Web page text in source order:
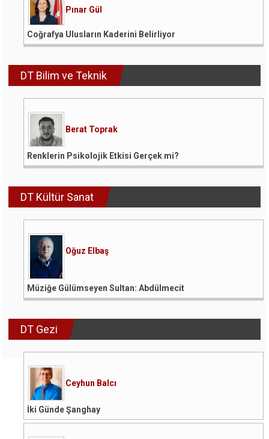
Pınar Gül
Coğrafya Ulusların Kaderini Belirliyor
DT Bilim ve Teknik
Berat Toprak
Renklerin Psikolojik Etkisi Gerçek mi?
DT Kültür Sanat
Oğuz Elbaş
Müziğe Gülümseyen Sultan: Abdülmecit
DT Gezi
Ceyhun Balcı
İki Günde Şanghay